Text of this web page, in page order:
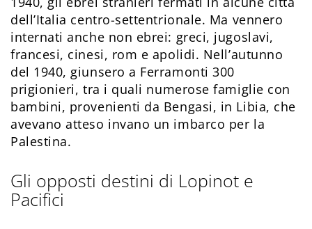
dell’Italia centro-settentrionale. Ma vennero
internati anche non ebrei: greci, jugoslavi,
francesi, cinesi, rom e apolidi. Nell’autunno
del 1940, giunsero a Ferramonti 300
prigionieri, tra i quali numerose famiglie con
bambini, provenienti da Bengasi, in Libia, che
avevano atteso invano un imbarco per la
Palestina.
Gli opposti destini di Lopinot e
Pacifici